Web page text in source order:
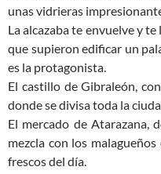
unas vidrieras
La alcazaba te envuelve y
que supieron edificar un
es la protagonista.
El castillo de Gibraleón,
donde se divisa toda la
El mercado de Atarazana,
mezcla con los
frescos del día.